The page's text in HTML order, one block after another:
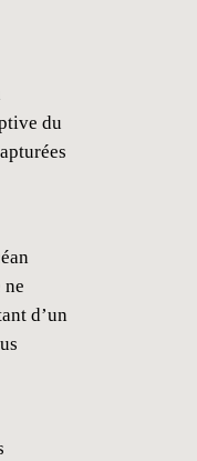
du
ne
d’un